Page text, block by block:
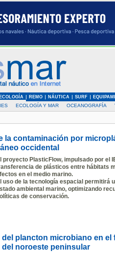
REMO NÁUTICA SURF
ECOLOGÍA Y MAR OCEANOGRAFÍA
la contaminación por
occidental
proyecto PlasticFlow, impulsado por el
de plásticos entre hábitats
en el medio marino.
uso de la tecnología espacial permitirá
ambiental marino, optimizando
de conservación.
del plancton microbiano en
noroeste peninsular